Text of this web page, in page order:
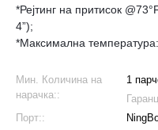
*Рејтинг на притисок
4”);
*Максимална
Мин. Количина на
нарачка::
1
Порт::